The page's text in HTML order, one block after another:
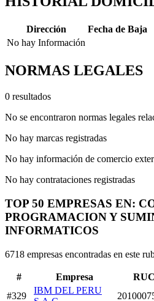
Dirección
Fecha de Baja
No hay Información
NORMAS LEGALES
0 resultados
No se encontraron normas legales
No hay marcas registradas
No hay información de comercio
No hay contrataciones registradas
TOP 50 EMPRESAS EN:
PROGRAMACION Y
INFORMATICOS
6718 empresas encontradas en este
# Empresa RUC
#329
IBM DEL PERU